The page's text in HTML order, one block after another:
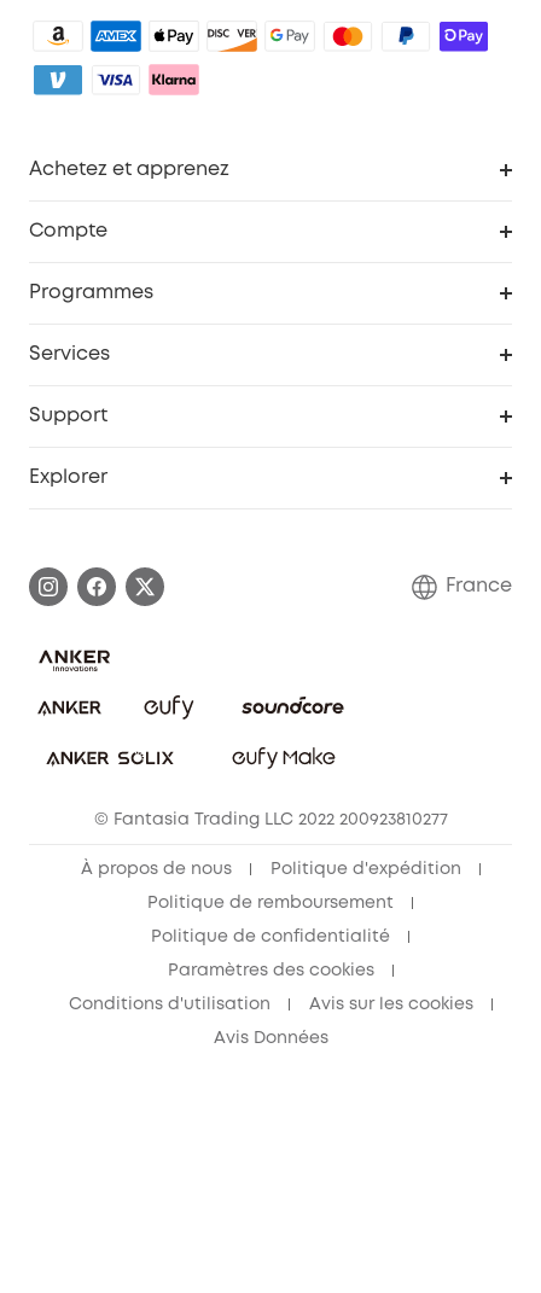
Achetez et apprenez
Compte
Programmes
Services
Support
Annuler la commande
Explorer
Communauté eufy Security
France
© Fantasia Trading LLC 2022 200923810277
À propos de nous Politique d'expédition
Politique de remboursement
Politique de confidentialité
Paramètres des cookies
Conditions d'utilisation Avis sur les cookies
Avis Données